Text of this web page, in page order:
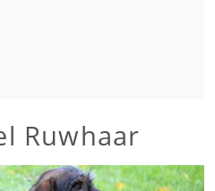
Ruwhaar